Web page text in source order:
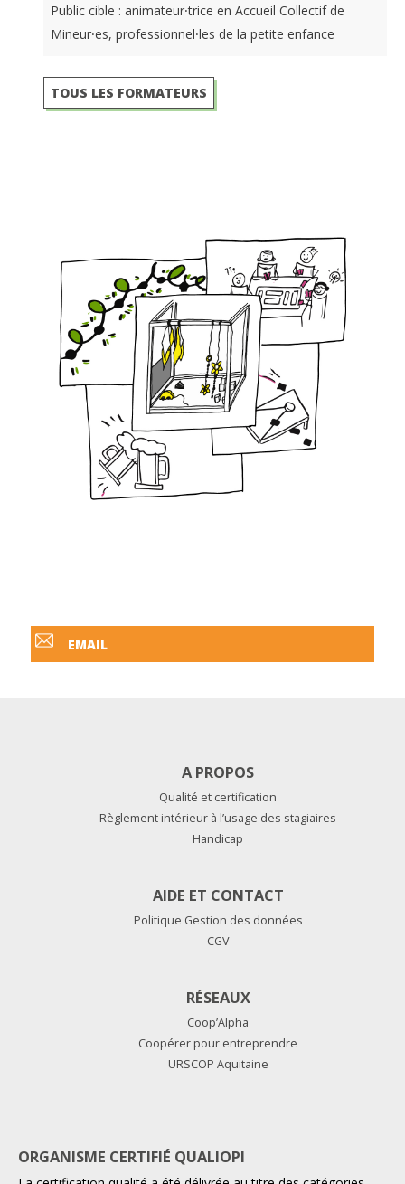
Public cible : animateur⸱trice en Accueil Collectif de
Mineur⸱es, professionnel⸱les de la petite enfance
TOUS LES FORMATEURS
EMAIL
A PROPOS
Qualité et certification
Règlement intérieur à l’usage des stagiaires
Handicap
AIDE ET CONTACT
Politique Gestion des données
CGV
RÉSEAUX
Coop’Alpha
Coopérer pour entreprendre
URSCOP Aquitaine
ORGANISME CERTIFIÉ QUALIOPI